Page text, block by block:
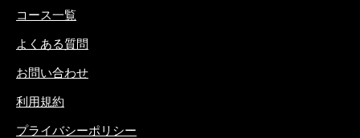
コース一覧
よくある質問
お問い合わせ
利用規約
プライバシーポリシー